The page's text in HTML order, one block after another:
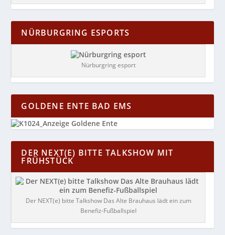
NÜRBURGRING ESPORTS
Nürburgring esport
GOLDENE ENTE BAD EMS
DER NEXT(E) BITTE TALKSHOW MIT
FRÜHSTÜCK
Der NEXT(e) bitte Talkshow Das Alte Brauhaus lädt ein zum
Benefiz-Fußballspiel